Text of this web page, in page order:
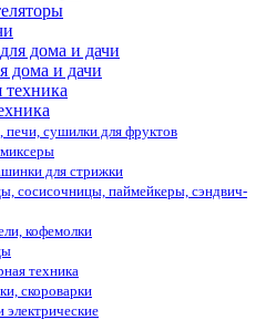
дома и дачи
печи, сушилки для фруктов
для стрижки
сосисочницы, паймейкеры, сэндвич-
кофемолки
техника
скороварки